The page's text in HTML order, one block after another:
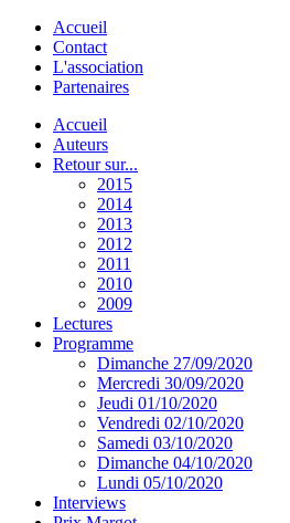
Accueil
Contact
L'association
Partenaires
Accueil
Auteurs
Retour sur...
2015
2014
2013
2012
2011
2010
2009
Lectures
Programme
Dimanche 27/09/2020
Mercredi 30/09/2020
Jeudi 01/10/2020
Vendredi 02/10/2020
Samedi 03/10/2020
Dimanche 04/10/2020
Lundi 05/10/2020
Interviews